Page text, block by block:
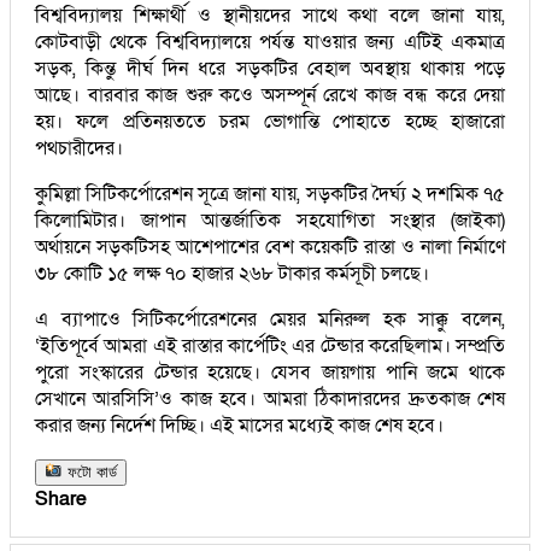
বিশ্ববিদ্যালয় শিক্ষার্থী ও স্থানীয়দের সাথে কথা বলে জানা যায়,
কোটবাড়ী থেকে বিশ্ববিদ্যালয়ে পর্যন্ত যাওয়ার জন্য এটিই একমাত্র
সড়ক, কিন্তু দীর্ঘ দিন ধরে সড়কটির বেহাল অবস্থায় থাকায় পড়ে
আছে। বারবার কাজ শুরু কওে অসম্পূর্ন রেখে কাজ বন্ধ করে দেয়া
হয়। ফলে প্রতিনয়ততে চরম ভোগান্তি পোহাতে হচ্ছে হাজারো
পথচারীদের।
কুমিল্লা সিটিকর্পোরেশন সূত্রে জানা যায়, সড়কটির দৈর্ঘ্য ২ দশমিক ৭৫
কিলোমিটার। জাপান আন্তর্জাতিক সহযোগিতা সংস্থার (জাইকা)
অর্থায়নে সড়কটিসহ আশেপাশের বেশ কয়েকটি রাস্তা ও নালা নির্মাণে
৩৮ কোটি ১৫ লক্ষ ৭০ হাজার ২৬৮ টাকার কর্মসূচী চলছে।
এ ব্যাপাওে সিটিকর্পোরেশনের মেয়র মনিরুল হক সাক্কু বলেন,
‘ইতিপূর্বে আমরা এই রাস্তার কার্পেটিং এর টেন্ডার করেছিলাম। সম্প্রতি
পুরো সংস্কারের টেন্ডার হয়েছে। যেসব জায়গায় পানি জমে থাকে
সেখানে আরসিসি’ও কাজ হবে। আমরা ঠিকাদারদের দ্রুতকাজ শেষ
করার জন্য নির্দেশ দিচ্ছি। এই মাসের মধ্যেই কাজ শেষ হবে।
ফটো কার্ড
Share